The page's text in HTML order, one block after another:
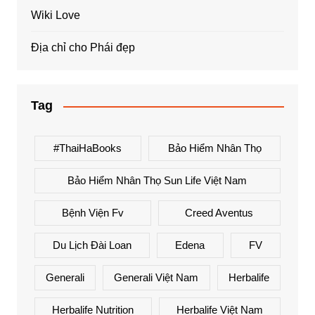
Wiki Love
Địa chỉ cho Phái đẹp
Tag
#ThaiHaBooks Bảo Hiểm Nhân Thọ
Bảo Hiểm Nhân Thọ Sun Life Việt Nam
Bệnh Viện Fv Creed Aventus
Du Lịch Đài Loan Edena FV
Generali Generali Việt Nam Herbalife
Herbalife Nutrition Herbalife Việt Nam